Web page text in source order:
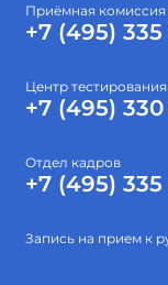
Приёмная комиссия
+7 (495) 335
Центр
+7 (495) 330
Отдел кадров
+7 (495) 335
Запись на прием к